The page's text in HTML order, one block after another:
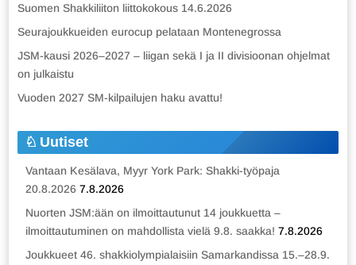
Suomen Shakkiliiton liittokokous 14.6.2026
Seurajoukkueiden eurocup pelataan Montenegrossa
JSM-kausi 2026–2027 – liigan sekä I ja II divisioonan ohjelmat
on julkaistu
Vuoden 2027 SM-kilpailujen haku avattu!
Uutiset
Vantaan Kesälava, Myyr York Park: Shakki-työpaja
20.8.2026 7.8.2026
Nuorten JSM:ään on ilmoittautunut 14 joukkuetta –
ilmoittautuminen on mahdollista vielä 9.8. saakka! 7.8.2026
Joukkueet 46. shakkiolympialaisiin Samarkandissa 15.–28.9.